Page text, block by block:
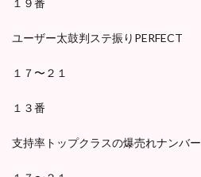
１９番
ユーザー太鼓判ステ振りPERFECT
１７〜２１
１３番
支持率トップクラスの爆売れナンバー